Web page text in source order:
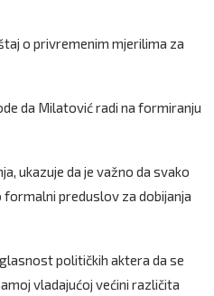
o privremenim mjerilima za
da Milatović radi na formiranju
ukazuje da je važno da svako
formalni preduslov za dobijanja
političkih aktera da se
vladajućoj većini različita